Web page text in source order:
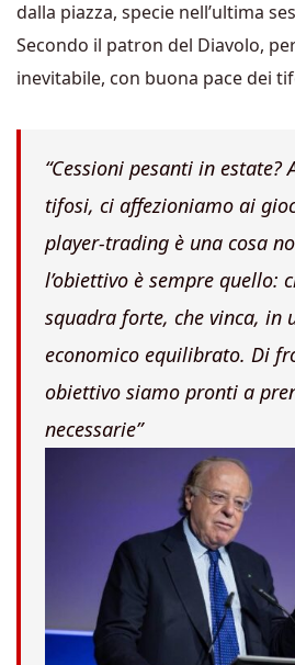
dalla piazza, specie nell’ultima
Secondo il patron del Diavolo,
inevitabile, con buona pace dei
“Cessioni pesanti in estate?
tifosi, ci affezioniamo ai
player-trading è una cosa
l’obiettivo è sempre quello:
squadra forte, che vinca, in
economico equilibrato. Di
obiettivo siamo pronti a
necessarie”